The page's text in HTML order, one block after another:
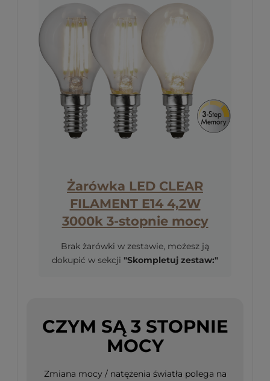
Żarówka LED CLEAR
FILAMENT E14 4,2W
3000k 3-stopnie mocy
Brak żarówki w zestawie, możesz ją
dokupić w sekcji "Skompletuj zestaw:"
CZYM SĄ 3 STOPNIE
MOCY
Zmiana mocy / natężenia światła polega na